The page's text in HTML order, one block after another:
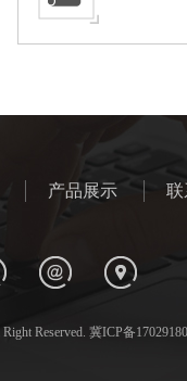
产品展示 联
Reserved. 冀ICP备